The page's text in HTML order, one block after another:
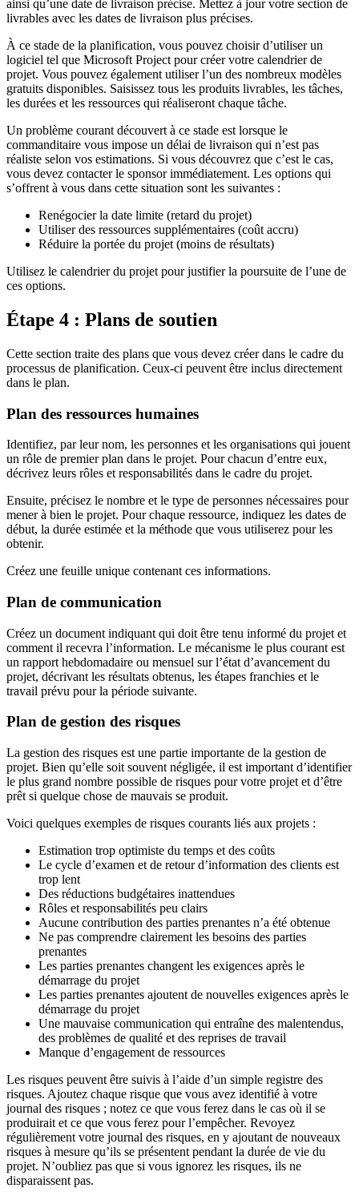
ainsi qu’une date de livraison précise. Mettez à jour votre section de
livrables avec les dates de livraison plus précises.
À ce stade de la planification, vous pouvez choisir d’utiliser un
logiciel tel que Microsoft Project pour créer votre calendrier de
projet. Vous pouvez également utiliser l’un des nombreux modèles
gratuits disponibles. Saisissez tous les produits livrables, les tâches,
les durées et les ressources qui réaliseront chaque tâche.
Un problème courant découvert à ce stade est lorsque le
commanditaire vous impose un délai de livraison qui n’est pas
réaliste selon vos estimations. Si vous découvrez que c’est le cas,
vous devez contacter le sponsor immédiatement. Les options qui
s’offrent à vous dans cette situation sont les suivantes :
Renégocier la date limite (retard du projet)
Utiliser des ressources supplémentaires (coût accru)
Réduire la portée du projet (moins de résultats)
Utilisez le calendrier du projet pour justifier la poursuite de l’une de
ces options.
Étape 4 : Plans de soutien
Cette section traite des plans que vous devez créer dans le cadre du
processus de planification. Ceux-ci peuvent être inclus directement
dans le plan.
Plan des ressources humaines
Identifiez, par leur nom, les personnes et les organisations qui jouent
un rôle de premier plan dans le projet. Pour chacun d’entre eux,
décrivez leurs rôles et responsabilités dans le cadre du projet.
Ensuite, précisez le nombre et le type de personnes nécessaires pour
mener à bien le projet. Pour chaque ressource, indiquez les dates de
début, la durée estimée et la méthode que vous utiliserez pour les
obtenir.
Créez une feuille unique contenant ces informations.
Plan de communication
Créez un document indiquant qui doit être tenu informé du projet et
comment il recevra l’information. Le mécanisme le plus courant est
un rapport hebdomadaire ou mensuel sur l’état d’avancement du
projet, décrivant les résultats obtenus, les étapes franchies et le
travail prévu pour la période suivante.
Plan de gestion des risques
La gestion des risques est une partie importante de la gestion de
projet. Bien qu’elle soit souvent négligée, il est important d’identifier
le plus grand nombre possible de risques pour votre projet et d’être
prêt si quelque chose de mauvais se produit.
Voici quelques exemples de risques courants liés aux projets :
Estimation trop optimiste du temps et des coûts
Le cycle d’examen et de retour d’information des clients est
trop lent
Des réductions budgétaires inattendues
Rôles et responsabilités peu clairs
Aucune contribution des parties prenantes n’a été obtenue
Ne pas comprendre clairement les besoins des parties
prenantes
Les parties prenantes changent les exigences après le
démarrage du projet
Les parties prenantes ajoutent de nouvelles exigences après le
démarrage du projet
Une mauvaise communication qui entraîne des malentendus,
des problèmes de qualité et des reprises de travail
Manque d’engagement de ressources
Les risques peuvent être suivis à l’aide d’un simple registre des
risques. Ajoutez chaque risque que vous avez identifié à votre
journal des risques ; notez ce que vous ferez dans le cas où il se
produirait et ce que vous ferez pour l’empêcher. Revoyez
régulièrement votre journal des risques, en y ajoutant de nouveaux
risques à mesure qu’ils se présentent pendant la durée de vie du
projet. N’oubliez pas que si vous ignorez les risques, ils ne
disparaissent pas.